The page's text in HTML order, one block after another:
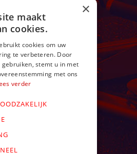
×
maakt
cookies.
cookies om uw
te verbeteren. Door
stemt u in met
met ons
verder